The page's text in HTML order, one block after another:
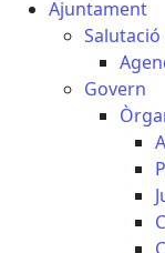
Ajuntament
Salutació
Govern